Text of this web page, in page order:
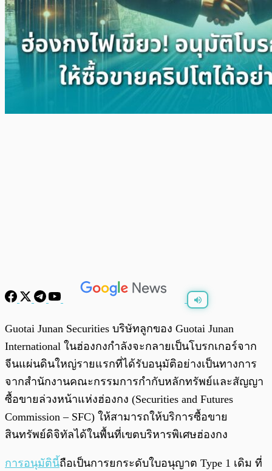
Guotai Junan Securities บริษัทลูกของ Guotai Junan
International ในฮ่องกงกำลังจะกลายเป็นโบรกเกอร์จาก
จีนแผ่นดินใหญ่รายแรกที่ได้รับอนุมัติอย่างเป็นทางการ
จากสำนักงานคณะกรรมการกำกับหลักทรัพย์และสัญญา
ซื้อขายล่วงหน้าแห่งฮ่องกง (Securities and Futures
Commission – SFC) ให้สามารถให้บริการซื้อขาย
สินทรัพย์ดิจิทัลได้ในพื้นที่เขตบริหารพิเศษฮ่องกง
การอนุมัตินี้ถือเป็นการยกระดับใบอนุญาต Type 1 เดิม ที่